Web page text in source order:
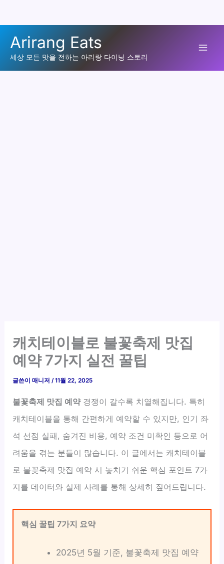
로
Arirang Eats
세상 모든 맛을 전하는 아리랑 다이닝 스토리
캐치테이블로 불꽃축제 맛집
예약 7가지 실전 꿀팁
글쓴이매니저/11월 22, 2025
불꽃축제 맛집 예약경쟁이 갈수록 치열해집니다. 특히
캐치테이블을 통해 간편하게 예약할 수 있지만, 인기 좌
석 선점 실패, 숨겨진 비용, 예약 조건 미확인 등으로 어
려움을 겪는 분들이 많습니다. 이 글에서는 캐치테이블
로 불꽃축제 맛집 예약 시 놓치기 쉬운 핵심 포인트 7가
지를 데이터와 실제 사례를 통해 상세히 짚어드립니다.
핵심 꿀팁 7가지 요약
2025년 5월 기준, 불꽃축제 맛집 예약